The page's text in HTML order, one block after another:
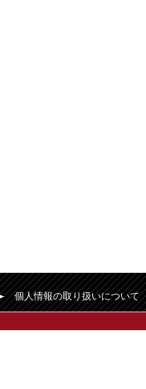
個人情報の取り扱いについて